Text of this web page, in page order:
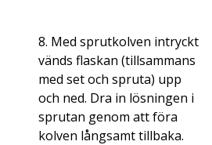
8. Med sprutkolven intryckt
vänds flaskan (tillsammans
med set och spruta) upp
och ned. Dra in lösningen i
sprutan genom att föra
kolven långsamt tillbaka.